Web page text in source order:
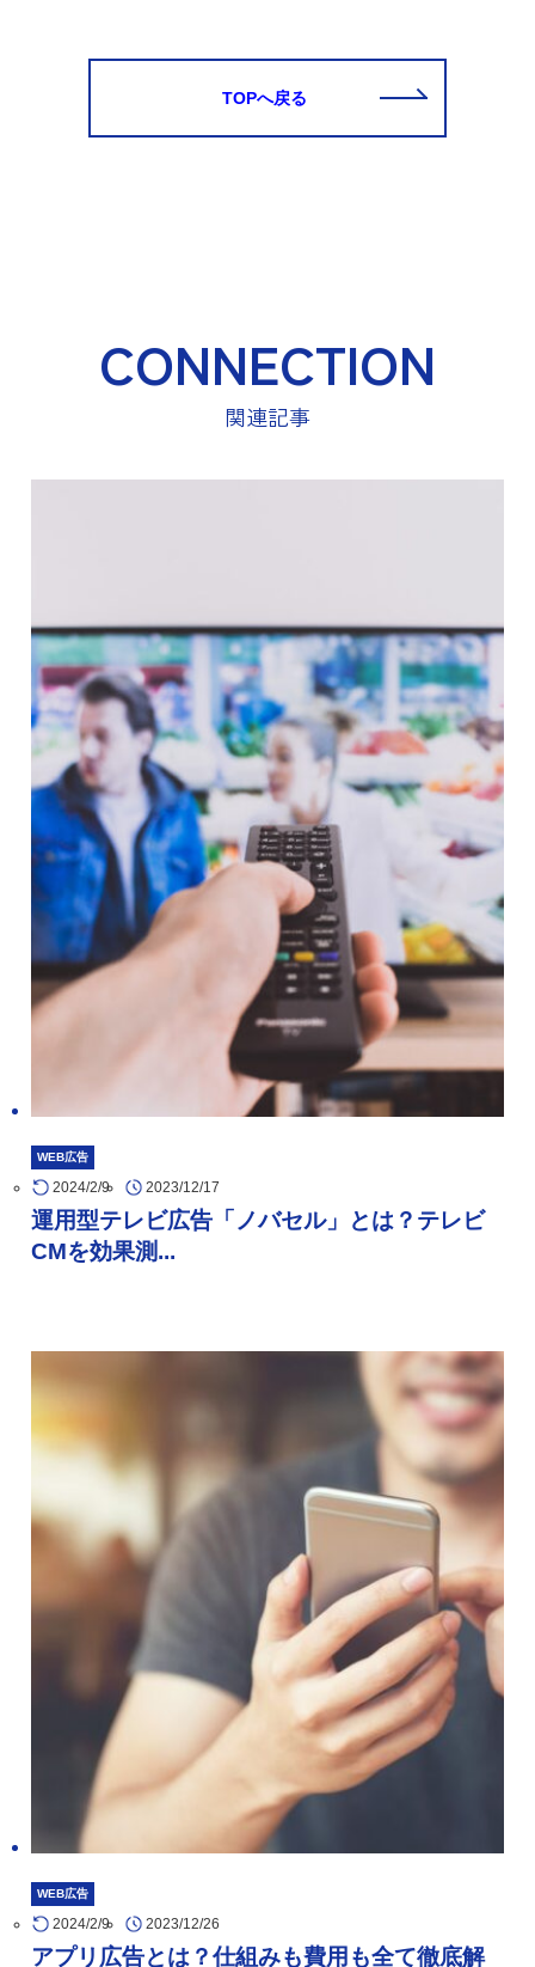
TOPへ戻る
CONNECTION
関連記事
WEB広告
2024/2/9 2023/12/17
運用型テレビ広告「ノバセル」とは？テレビ
CMを効果測...
WEB広告
2024/2/9 2023/12/26
アプリ広告とは？仕組みも費用も全て徹底解